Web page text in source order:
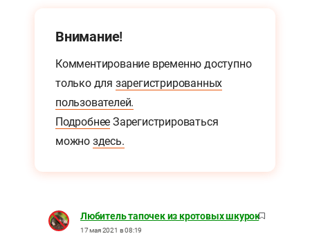
Внимание!
Комментирование временно доступно
только для зарегистрированных
пользователей.
Подробнее Зарегистрироваться
можно здесь.
Любитель тапочек из кротовых шкурок
17 мая 2021 в 08:19